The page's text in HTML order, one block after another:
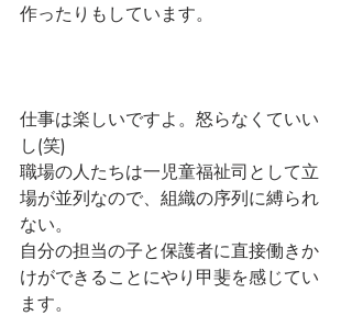
作ったりもしています。
仕事は楽しいですよ。怒らなくていい
し(笑)
職場の人たちは一児童福祉司として立
場が並列なので、組織の序列に縛られ
ない。
自分の担当の子と保護者に直接働きか
けができることにやり甲斐を感じてい
ます。